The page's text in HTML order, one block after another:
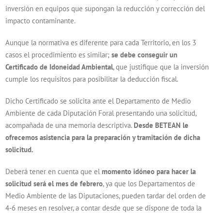
inversión en equipos que supongan la reducción y corrección del
impacto contaminante.
Aunque la normativa es diferente para cada Territorio, en los 3
casos el procedimiento es similar;se debe conseguir un
Certificado de Idoneidad Ambiental, que justifique que la inversión
cumple los requisitos para posibilitar la deducción fiscal.
Dicho Certificado se solicita ante el Departamento de Medio
Ambiente de cada Diputación Foral presentando una solicitud,
acompañada de una memoria descriptiva. Desde BETEAN le
ofrecemos asistencia para la preparación y tramitación de dicha
solicitud.
Deberá tener en cuenta que el momento idóneo para hacer la
solicitud será el mes de febrero, ya que los Departamentos de
Medio Ambiente de las Diputaciones, pueden tardar del orden de
4-6 meses en resolver, a contar desde que se dispone de toda la